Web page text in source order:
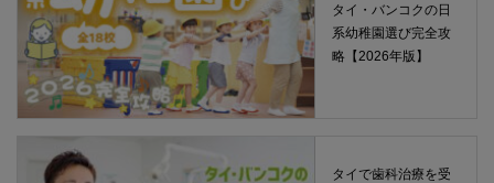
タイ・バンコクの日
系幼稚園選び完全攻
略【2026年版】
タイで歯科治療を受